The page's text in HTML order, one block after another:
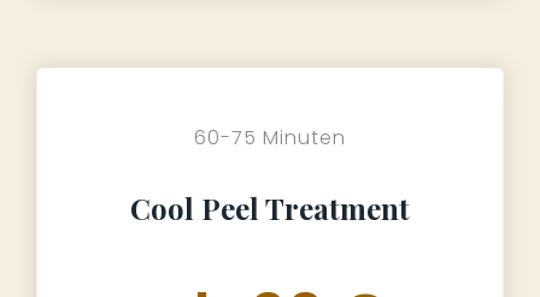
60-75 Minuten
Cool Peel Treatment